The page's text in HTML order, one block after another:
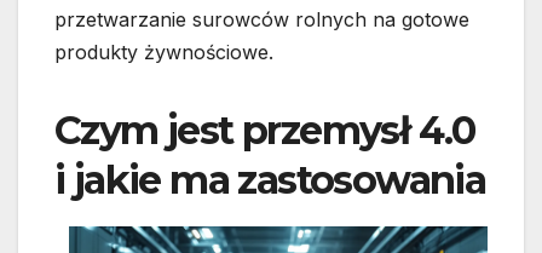
przetwarzanie surowców rolnych na gotowe
produkty żywnościowe.
Czym jest przemysł 4.0
i jakie ma zastosowania